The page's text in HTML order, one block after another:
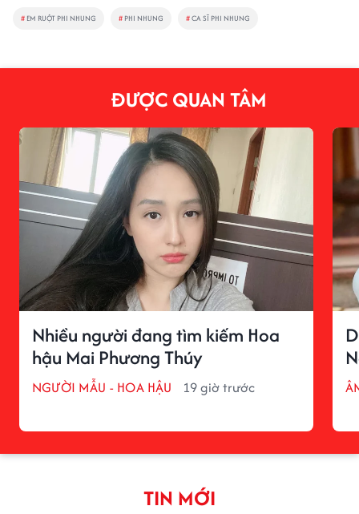
# EM RUỘT PHI NHUNG # PHI NHUNG #CA SĨ PHI NHUNG
ĐƯỢC QUAN TÂM
Nhiều người đang tìm kiếm Hoa
hậu Mai Phương Thúy
NGƯỜI MẪU - HOA HẬU 19 giờ trước
TIN MỚI